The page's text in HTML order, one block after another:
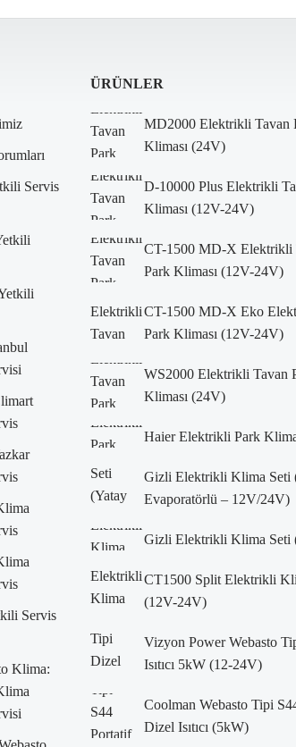
Servis
Servis
Klima:
ÜRÜNLER
MD2000 Elektrikli Tavan
Kliması (24V)
D-10000 Plus Elektrikli
Kliması (12V-24V)
CT-1500 MD-X Elektrikli
Park Kliması (12V-24V)
CT-1500 MD-X Eko
Park Kliması (12V-24V)
WS2000 Elektrikli Tavan
Kliması (24V)
Haier Elektrikli Park
Gizli Elektrikli Klima Seti
Evaporatörlü – 12V/24V)
Gizli Elektrikli Klima Seti
CT1500 Split Elektrikli
(12V-24V)
Vizyon Power Webasto
Isıtıcı 5kW (12-24V)
Coolman Webasto Tipi
Dizel Isıtıcı (5kW)